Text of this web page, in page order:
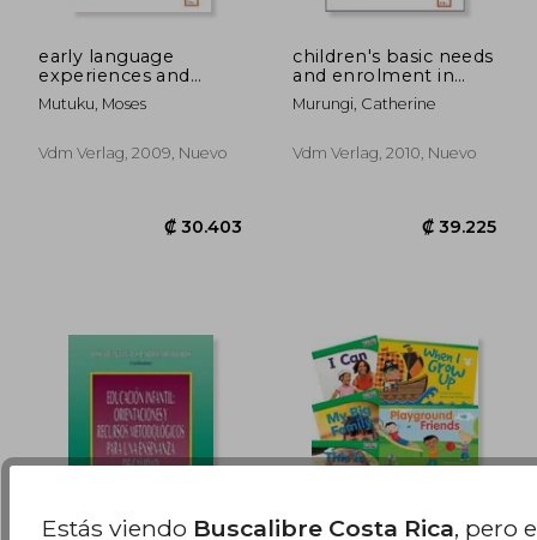
early language
experiences and
school success (en
Inglés)
Mutuku, Moses
Vdm Verlag, 2009, Nuevo
children's basic needs
and enrolment in
early childhood
education (en Inglés)
Murungi, Catherine
Vdm Verlag, 2010, Nuevo
Estás viendo Buscalibre Costa Rica, pero